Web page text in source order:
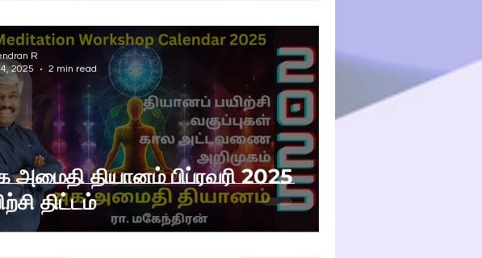
அமைதி தியானம் பிப்ரவரி 2025
திட்டம்
R
2025
2 min read